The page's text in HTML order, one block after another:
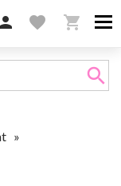
 favorite 
search
»